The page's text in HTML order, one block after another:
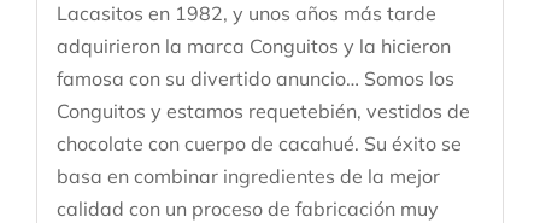
Lacasitos en 1982, y unos años más tarde
adquirieron la marca Conguitos y la hicieron
famosa con su divertido anuncio… Somos los
Conguitos y estamos requetebién, vestidos de
chocolate con cuerpo de cacahué. Su éxito se
basa en combinar ingredientes de la mejor
calidad con un proceso de fabricación muy